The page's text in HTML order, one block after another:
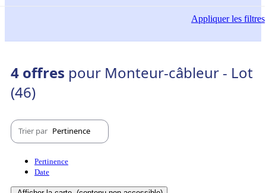
Appliquerles filtres
4 offres pour Monteur-câbleur - Lot
(46)
Trier par Pertinence
Pertinence
Date